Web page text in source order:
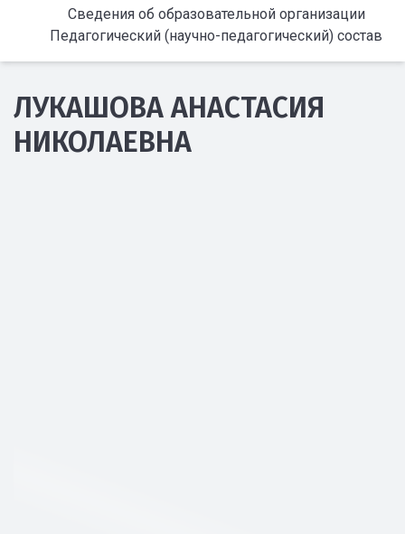
Сведения об образовательной организации
Педагогический (научно-педагогический) состав
ЛУКАШОВА АНАСТАСИЯ
НИКОЛАЕВНА